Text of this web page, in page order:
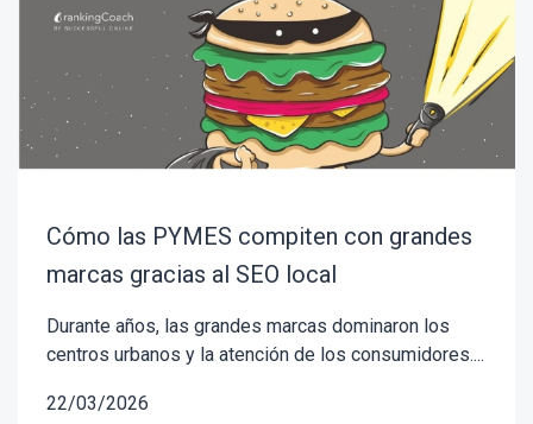
Cómo las PYMES compiten con grandes
marcas gracias al SEO local
Durante años, las grandes marcas dominaron los
centros urbanos y la atención de los consumidores....
22/03/2026